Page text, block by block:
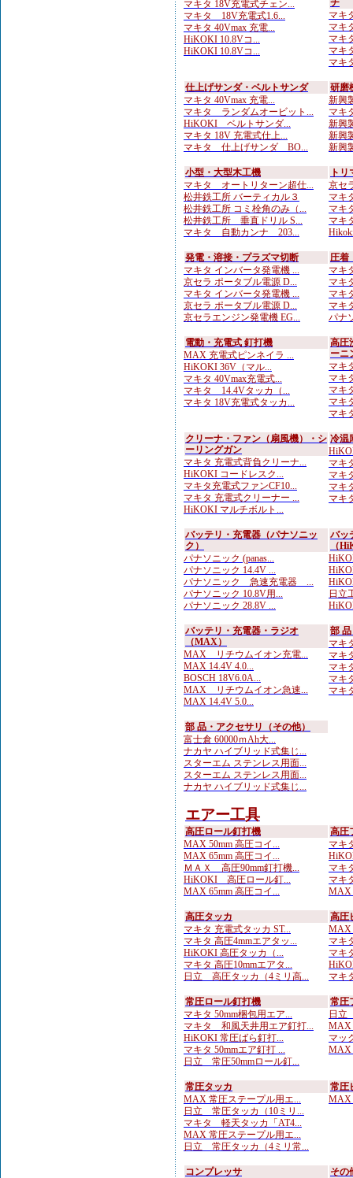
マキタ 18V充電式チェン...
マキタ 18V充電式1.6...
マキタ 40Vmax 充電...
HiKOKI 10.8Vコ...
HiKOKI 10.8Vコ...
チ
マキ
マキ
マキ
マキ
マキ
仕上げサンダ・ベルトサンダ
マキタ 40Vmax 充電...
マキタ ランダムオービット...
HiKOKI ベルトサンダ...
マキタ 18V 充電式仕上...
マキタ 仕上げサンダ BO...
研磨
新興
マキ
新興
新興
新興
小型・大型木工機
マキタ オートリターン超仕...
松井鉄工所 バーティカル３
松井鉄工所 コミ栓角のみ（...
松井鉄工所 垂直ドリル S...
マキタ 自動カンナ 203...
ト
京セ
マキ
マキ
マキ
発電・溶接・プラズマ切断
マキタ インバータ発電機 ...
京セラ ポータブル電源 D...
マキタ インバータ発電機 ...
京セラ ポータブル電源 D...
京セラエンジン発電機 EG...
圧着
マキ
マキ
マキ
マキ
パナ
電動・充電式 釘打機
MAX 充電式ピンネイラ ...
HiKOKI 36V（マル...
マキタ 40Vmax充電式...
マキタ 14.4Vタッカ（...
マキタ 18V充電式タッカ...
高圧
ーニ
マキ
マキ
マキ
マキ
マキ
クリーナ・ファン（扇風機）・シ
ーリングガン
マキタ 充電式背負クリーナ...
HiKOKI コードレスク...
マキタ充電式ファンCF10...
マキタ 充電式クリーナー ...
HiKOKI マルチボルト...
冷温
マキ
マキ
マキ
マキ
バッテリ・充電器（パナソニッ
ク）
パナソニック (panas...
パナソニック 14.4V ...
パナソニック 急速充電器 ...
パナソニック 10.8V用...
パナソニック 28.8V ...
バッ
（
日立
バッテリ・充電器・ラジオ
（MAX）
MAX リチウムイオン充電...
MAX 14.4V 4.0...
BOSCH 18V6.0A...
MAX リチウムイオン急速...
MAX 14.4V 5.0...
部
マキ
マキ
マキ
マキ
マキ
部 品・アクセサリ（その他）
富士倉 60000ｍAh大...
ナカヤ ハイブリッド式集じ...
スターエム ステンレス用面...
スターエム ステンレス用面...
ナカヤ ハイブリッド式集じ...
エアー工具
高圧ロール釘打機
MAX 50mm 高圧コイ...
MAX 65mm 高圧コイ...
ＭＡＸ 高圧90mm釘打機...
HiKOKI 高圧ロール釘...
MAX 65mm 高圧コイ...
高圧
マキ
マキ
マキ
MAX
高圧タッカ
マキタ 充電式タッカ ST...
マキタ 高圧4mmエアタッ...
HiKOKI 高圧タッカ（...
マキタ 高圧10mmエアタ...
日立 高圧タッカ（4ミリ高...
高圧
MAX
マキ
マキ
マキ
常圧ロール釘打機
マキタ 50mm梱包用エア...
マキタ 和風天井用エア釘打...
HiKOKI 常圧ばら釘打...
マキタ 50mmエア釘打 ...
日立 常圧50mmロール釘...
常圧
日立
MAX
マッ
MAX
常圧タッカ
MAX 常圧ステープル用エ...
日立 常圧タッカ（10ミリ...
マキタ 軽天タッカ「AT4...
MAX 常圧ステープル用エ...
日立 常圧タッカ（4ミリ常...
常圧
MAX
コンプレッサ
その